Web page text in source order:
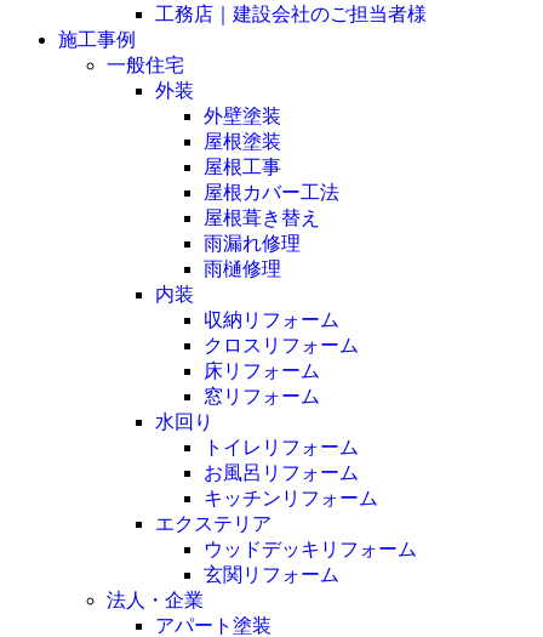
工務店｜建設会社のご担当者様
施工事例
一般住宅
外装
外壁塗装
屋根塗装
屋根工事
屋根カバー工法
屋根葺き替え
雨漏れ修理
雨樋修理
内装
収納リフォーム
クロスリフォーム
床リフォーム
窓リフォーム
水回り
トイレリフォーム
お風呂リフォーム
キッチンリフォーム
エクステリア
ウッドデッキリフォーム
玄関リフォーム
法人・企業
アパート塗装